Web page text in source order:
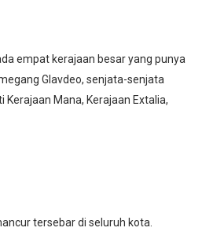
empat kerajaan besar yang punya
Glavdeo, senjata-senjata
Mana, Kerajaan Extalia,
tersebar di seluruh kota.